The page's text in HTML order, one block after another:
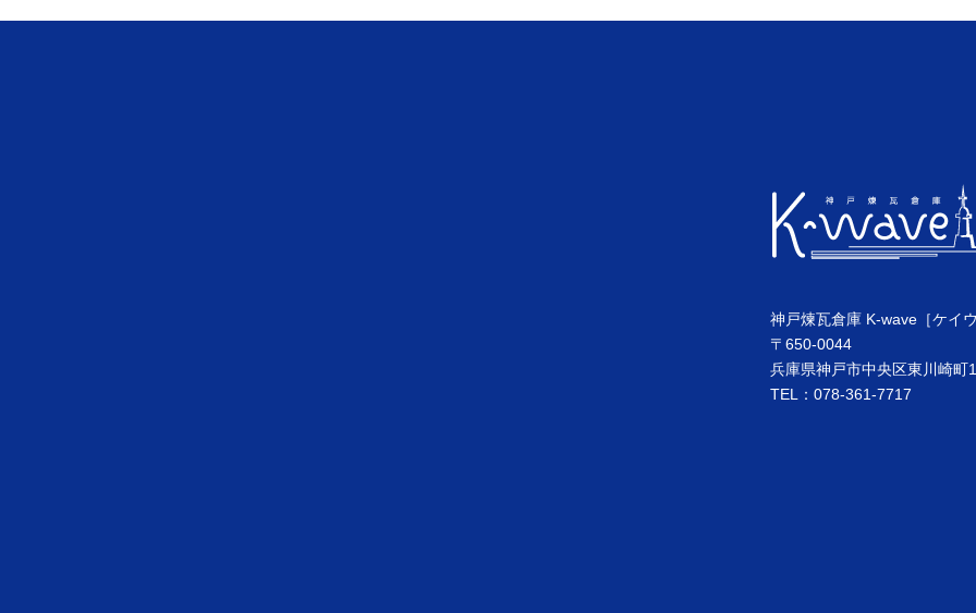
神戸煉瓦倉庫 K-wave［ケイ
〒650-0044
兵庫県神戸市中央区東川崎町
TEL：078-361-7717